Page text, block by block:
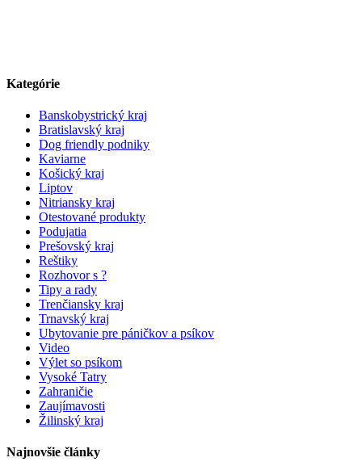
Kategórie
Banskobystrický kraj
Bratislavský kraj
Dog friendly podniky
Kaviarne
Košický kraj
Liptov
Nitriansky kraj
Otestované produkty
Podujatia
Prešovský kraj
Reštiky
Rozhovor s ?
Tipy a rady
Trenčiansky kraj
Trnavský kraj
Ubytovanie pre páničkov a psíkov
Video
Výlet so psíkom
Vysoké Tatry
Zahraničie
Zaujímavosti
Žilinský kraj
Najnovšie články